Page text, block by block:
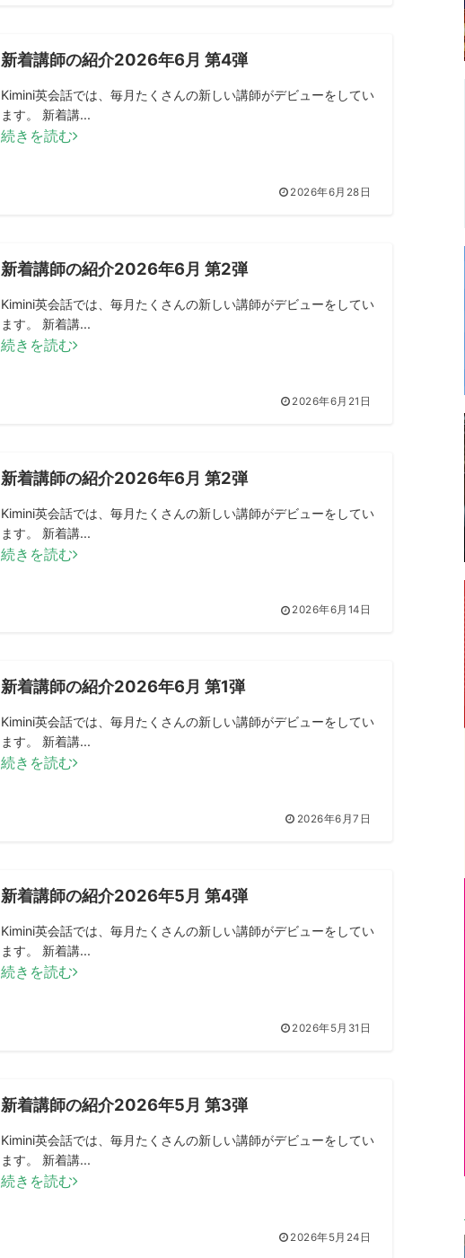
新着講師の紹介2026年6月 第4弾
Kimini英会話では、毎月たくさんの新しい講師がデビューをしてい
ます。 新着講...
2026年6月28日
続きを読む
新着講師の紹介2026年6月 第2弾
Kimini英会話では、毎月たくさんの新しい講師がデビューをしてい
ます。 新着講...
2026年6月21日
続きを読む
新着講師の紹介2026年6月 第2弾
Kimini英会話では、毎月たくさんの新しい講師がデビューをしてい
ます。 新着講...
2026年6月14日
続きを読む
新着講師の紹介2026年6月 第1弾
Kimini英会話では、毎月たくさんの新しい講師がデビューをしてい
ます。 新着講...
2026年6月7日
続きを読む
新着講師の紹介2026年5月 第4弾
Kimini英会話では、毎月たくさんの新しい講師がデビューをしてい
ます。 新着講...
2026年5月31日
続きを読む
新着講師の紹介2026年5月 第3弾
Kimini英会話では、毎月たくさんの新しい講師がデビューをしてい
ます。 新着講...
2026年5月24日
続きを読む